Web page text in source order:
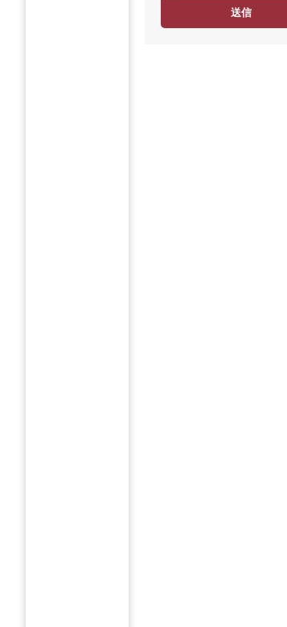
度